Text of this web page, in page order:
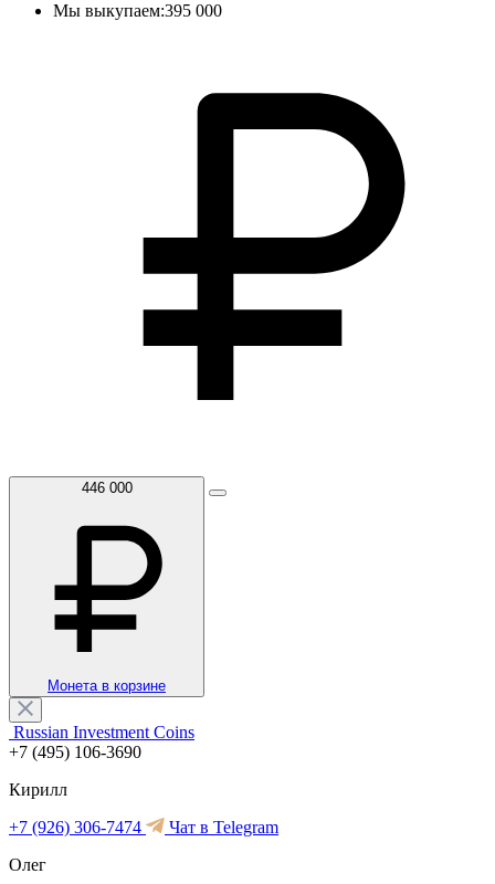
Мы выкупаем:395 000
446 000
Монета в корзине
Russian Investment Coins
+7 (495) 106-3690
Кирилл
+7 (926) 306-7474
Чат в Telegram
Олег